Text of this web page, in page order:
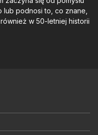
podnosi to, co znane,
w 50-letniej historii